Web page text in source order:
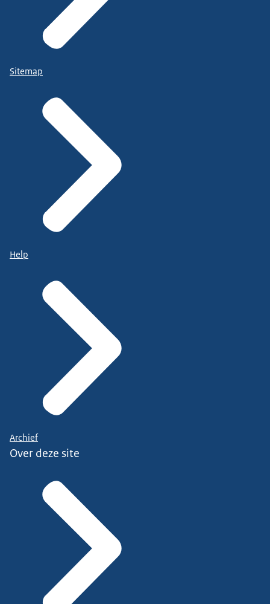
Sitemap
Help
Archief
Over deze site